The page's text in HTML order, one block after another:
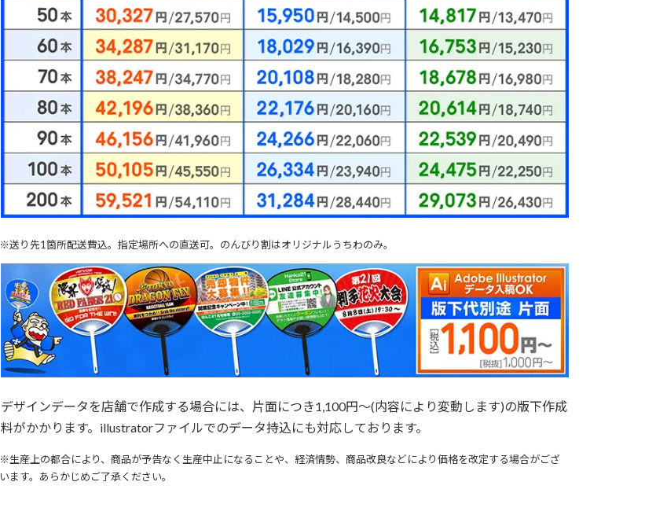
※送り先1箇所配送費込。指定場所への直送可。のんびり割はオリジナルうちわのみ。
デザインデータを店舗で作成する場合には、片面につき1,100円～(内容により変動します)の版下作成
料がかかります。illustratorファイルでのデータ持込にも対応しております。
※生産上の都合により、商品が予告なく生産中止になることや、経済情勢、商品改良などにより価格を改定する場合がござ
います。あらかじめご了承ください。